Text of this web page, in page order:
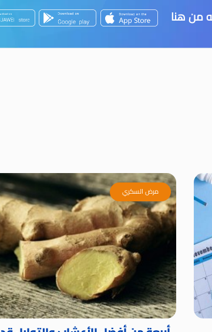
من هنا
مرض السكري